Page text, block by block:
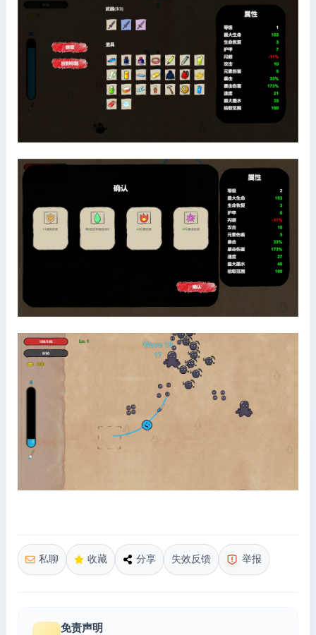
私聊 收藏 分享 失效反馈 举报
免责声明